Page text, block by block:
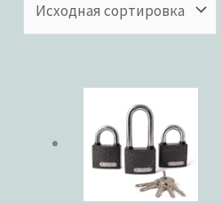
Категории товаров